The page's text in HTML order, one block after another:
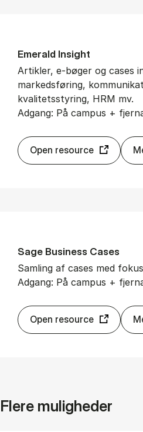
Eme­rald In­sight
Artikler, e-bøger og cases
markedsføring,
kvalitetsstyring, HRM mv.
Adgang: På campus +
Open resource
Sage Bu­si­ness Ca­ses
Samling af cases med
Adgang: På campus +
Open resource
Flere muligheder